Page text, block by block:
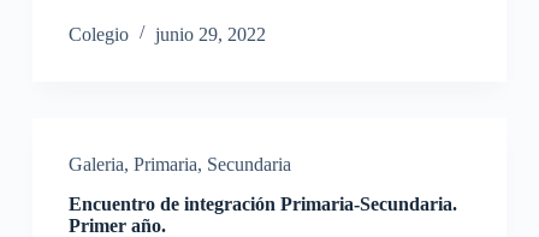
Colegio junio 29, 2022
Galeria, Primaria, Secundaria
Encuentro de integración Primaria-Secundaria.
Primer año.